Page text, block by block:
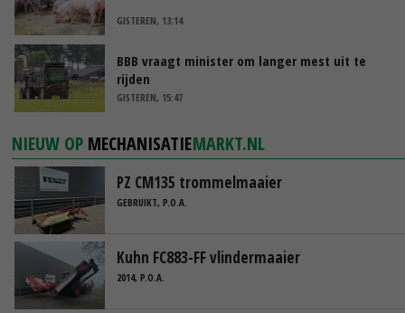
GISTEREN, 13:14
BBB vraagt minister om langer mest uit te
rijden
GISTEREN, 15:47
NIEUW OP MECHANISATIEMARKT.NL
PZ CM135 trommelmaaier
GEBRUIKT, P.O.A.
Kuhn FC883-FF vlindermaaier
2014, P.O.A.